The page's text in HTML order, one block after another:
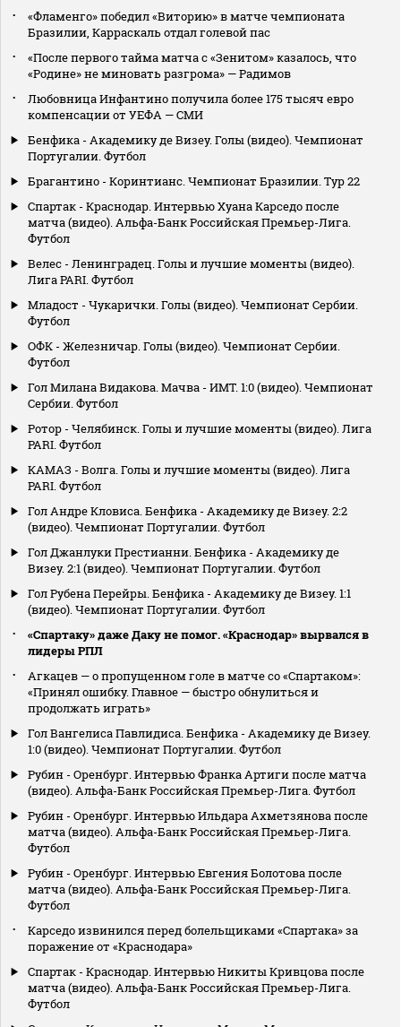
«Фламенго» победил «Виторию» в матче чемпионата
Бразилии, Карраскаль отдал голевой пас
«После первого тайма матча с «Зенитом» казалось, что
«Родине» не миновать разгрома» — Радимов
Любовница Инфантино получила более 175 тысяч евро
компенсации от УЕФА — СМИ
Бенфика - Академику де Визеу. Голы (видео). Чемпионат
Португалии. Футбол
Брагантино - Коринтианс. Чемпионат Бразилии. Тур 22
Спартак - Краснодар. Интервью Хуана Карседо после
матча (видео). Альфа-Банк Российская Премьер-Лига.
Футбол
Велес - Ленинградец. Голы и лучшие моменты (видео).
Лига PARI. Футбол
Младост - Чукарички. Голы (видео). Чемпионат Сербии.
Футбол
ОФК - Железничар. Голы (видео). Чемпионат Сербии.
Футбол
Гол Милана Видакова. Мачва - ИМТ. 1:0 (видео). Чемпионат
Сербии. Футбол
Ротор - Челябинск. Голы и лучшие моменты (видео). Лига
PARI. Футбол
КАМАЗ - Волга. Голы и лучшие моменты (видео). Лига
PARI. Футбол
Гол Андре Кловиса. Бенфика - Академику де Визеу. 2:2
(видео). Чемпионат Португалии. Футбол
Гол Джанлуки Престианни. Бенфика - Академику де
Визеу. 2:1 (видео). Чемпионат Португалии. Футбол
Гол Рубена Перейры. Бенфика - Академику де Визеу. 1:1
(видео). Чемпионат Португалии. Футбол
«Спартаку» даже Даку не помог. «Краснодар» вырвался в
лидеры РПЛ
Агкацев — о пропущенном голе в матче со «Спартаком»:
«Принял ошибку. Главное — быстро обнулиться и
продолжать играть»
Гол Вангелиса Павлидиса. Бенфика - Академику де Визеу.
1:0 (видео). Чемпионат Португалии. Футбол
Рубин - Оренбург. Интервью Франка Артиги после матча
(видео). Альфа-Банк Российская Премьер-Лига. Футбол
Рубин - Оренбург. Интервью Ильдара Ахметзянова после
матча (видео). Альфа-Банк Российская Премьер-Лига.
Футбол
Рубин - Оренбург. Интервью Евгения Болотова после
матча (видео). Альфа-Банк Российская Премьер-Лига.
Футбол
Карседо извинился перед болельщиками «Спартака» за
поражение от «Краснодара»
Спартак - Краснодар. Интервью Никиты Кривцова после
матча (видео). Альфа-Банк Российская Премьер-Лига.
Футбол